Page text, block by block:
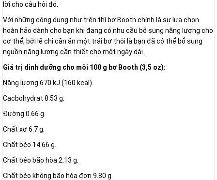
lời cho câu hỏi đó.
Với những công dụng như trên thì bơ Booth chính là sự lựa chọn
hoàn hảo dành cho bạn khi đang có nhu cầu bổ sung năng lượng cho
cơ thể, bởi lẽ chỉ cần ăn một trái bơ thôi là bạn đã có thể bổ sung
nguồn năng lượng cần thiết cho một ngày dài.
Giá trị dinh dưỡng cho mỗi 100 g bơ Booth (3,5 oz):
Năng lượng 670 kJ (160 kcal).
Cacbohydrat 8.53 g.
Đường 0.66 g.
Chất xơ 6.7 g.
Chất béo 14.66 g.
Chất béo bão hòa 2.13 g.
Chất béo không bão hòa đơn 9.80 g.